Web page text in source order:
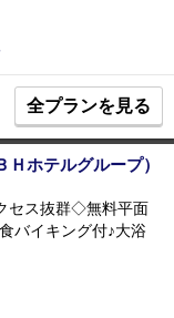
全プランを見る
ホテルグループ）
セス抜群◇無料平面
バイキング付♪大浴